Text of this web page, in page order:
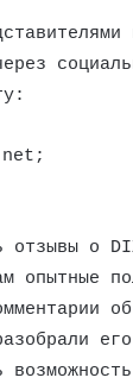
отзывы о
опытные